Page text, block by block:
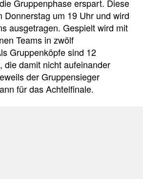
Gruppenphase erspart. Diese
Donnerstag um 19 Uhr und wird
ausgetragen. Gespielt wird mit
Teams in zwölf
Gruppenköpfe sind 12
die damit nicht aufeinander
der Gruppensieger
für das Achtelfinale.